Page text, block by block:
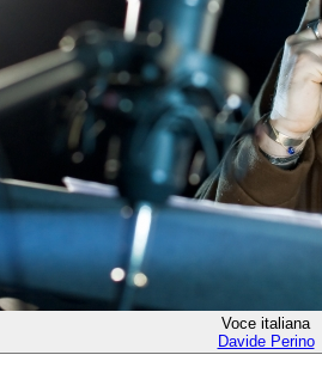
Voce italiana
Davide Perino